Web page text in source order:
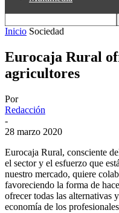
Inicio Sociedad
Eurocaja Rural
agricultores
Por
Redacción
-
28 marzo 2020
Eurocaja Rural, consciente
el sector y el esfuerzo que
nuestro mercado, quiere
favoreciendo la forma de
ofrecer todas las alternativas
economía de los